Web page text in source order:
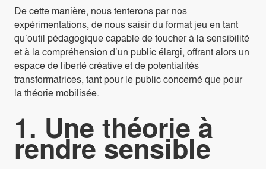
De cette manière, nous tenterons par nos
expérimentations, de nous saisir du format jeu en tant
qu’outil pédagogique capable de toucher à la sensibilité
et à la compréhension d’un public élargi, offrant alors un
espace de liberté créative et de potentialités
transformatrices, tant pour le public concerné que pour
la théorie mobilisée.
1. Une théorie à
rendre sensible